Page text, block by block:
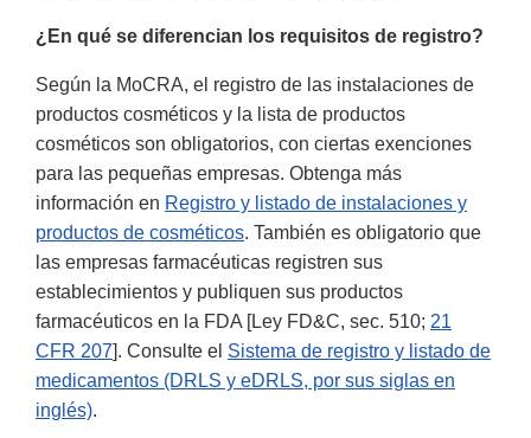
¿En qué se diferencian los requisitos de registro?
Según la MoCRA, el registro de las instalaciones de
productos cosméticos y la lista de productos
cosméticos son obligatorios, con ciertas exenciones
para las pequeñas empresas. Obtenga más
información en Registro y listado de instalaciones y
productos de cosméticos. También es obligatorio que
las empresas farmacéuticas registren sus
establecimientos y publiquen sus productos
farmacéuticos en la FDA [Ley FD&C, sec. 510; 21
CFR 207]. Consulte el Sistema de registro y listado de
medicamentos (DRLS y eDRLS, por sus siglas en
inglés).